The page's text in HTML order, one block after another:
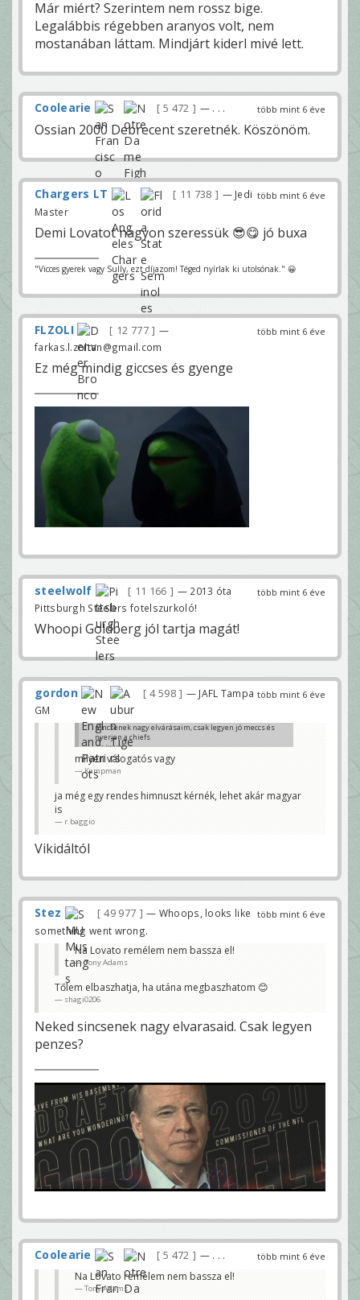
Már miért? Szerintem nem rossz bige.
Legalábbis régebben aranyos volt, nem
mostanában láttam. Mindjárt kiderl mivé lett.
több mint 6 éve
Coolearie 5 472 — . . .
Ossian 2000 Debrecent szeretnék. Köszönöm.
több mint 6 éve
Chargers LT 11 738
— Jedi
Master
Demi Lovatot nagyon szeressük 😎😋 jó buxa
"Vicces gyerek vagy Sully, ezt díjazom! Téged nyírlak ki utolsónak." 😀
több mint 6 éve
FLZOLI 12 777
—
farkas.l.zoltan@gmail.com
Ez még mindig giccses és gyenge
több mint 6 éve
steelwolf 11 166
— 2013 óta
Pittsburgh Steelers fotelszurkoló!
Whoopi Goldberg jól tartja magát!
több mint 6 éve
gordon 4 598
— JAFL Tampa
GM
nincsenek nagy elvárásaim, csak legyen jó meccs és
nyerjen a chiefs
r.baggio
milyen válogatós vagy
Kampman
ja még egy rendes himnuszt kérnék, lehet akár magyar
is
r.baggio
Vikidáltól
több mint 6 éve
Stez 49 977
— Whoops, looks like
something went wrong.
Na Lovato remélem nem bassza el!
Tony Adams
Tőlem elbaszhatja, ha utána megbaszhatom 😊
shagi0206
Neked sincsenek nagy elvarasaid. Csak legyen
penzes?
több mint 6 éve
Coolearie 5 472 — . . .
Na Lovato remélem nem bassza el!
Tony Adams